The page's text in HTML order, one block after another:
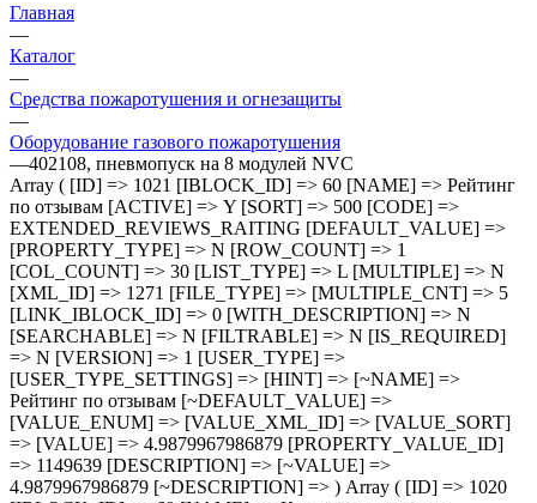
Главная
—
Каталог
—
Средства пожаротушения и огнезащиты
—
Оборудование газового пожаротушения
—402108, пневмопуск на 8 модулей NVC
Array ( [ID] => 1021 [IBLOCK_ID] => 60 [NAME] => Рейтинг
по отзывам [ACTIVE] => Y [SORT] => 500 [CODE] =>
EXTENDED_REVIEWS_RAITING [DEFAULT_VALUE] =>
[PROPERTY_TYPE] => N [ROW_COUNT] => 1
[COL_COUNT] => 30 [LIST_TYPE] => L [MULTIPLE] => N
[XML_ID] => 1271 [FILE_TYPE] => [MULTIPLE_CNT] => 5
[LINK_IBLOCK_ID] => 0 [WITH_DESCRIPTION] => N
[SEARCHABLE] => N [FILTRABLE] => N [IS_REQUIRED]
=> N [VERSION] => 1 [USER_TYPE] =>
[USER_TYPE_SETTINGS] => [HINT] => [~NAME] =>
Рейтинг по отзывам [~DEFAULT_VALUE] =>
[VALUE_ENUM] => [VALUE_XML_ID] => [VALUE_SORT]
=> [VALUE] => 4.9879967986879 [PROPERTY_VALUE_ID]
=> 1149639 [DESCRIPTION] => [~VALUE] =>
4.9879967986879 [~DESCRIPTION] => ) Array ( [ID] => 1020